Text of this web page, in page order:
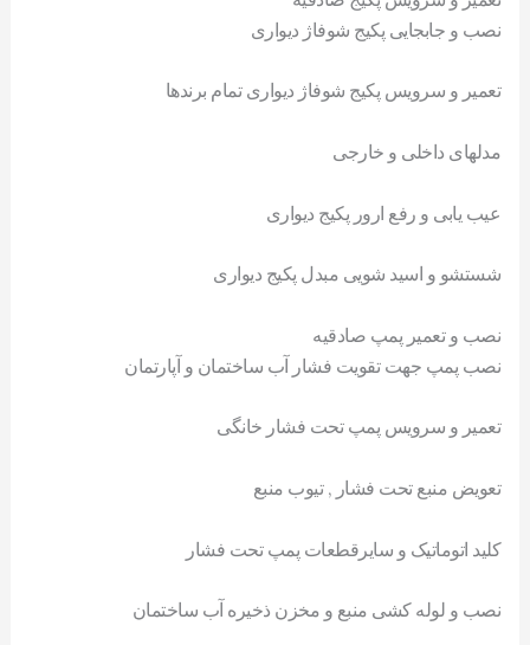
نصب و جابجایی پکیج شوفاژ دیواری
تعمیر و سرویس پکیج شوفاژ دیواری تمام برندها
مدلهای داخلی و خارجی
عیب یابی و رفع ارور پکیج دیواری
شستشو و اسید شویی مبدل پکیج دیواری
نصب و تعمیر پمپ صادقیه
نصب پمپ جهت تقویت فشار آب ساختمان و آپارتمان
تعمیر و سرویس پمپ تحت فشار خانگی
تعویض منبع تحت فشار , تیوب منبع
کلید اتوماتیک و سایرقطعات پمپ تحت فشار
نصب و لوله کشی منبع و مخزن ذخیره آب ساختمان